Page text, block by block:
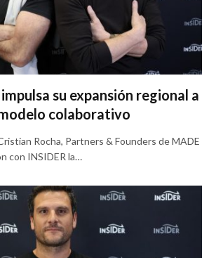
su expansión regional a
colaborativo
Rocha, Partners & Founders de MADE
con INSIDER la…